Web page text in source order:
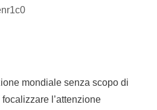
mondiale senza scopo di
l’attenzione